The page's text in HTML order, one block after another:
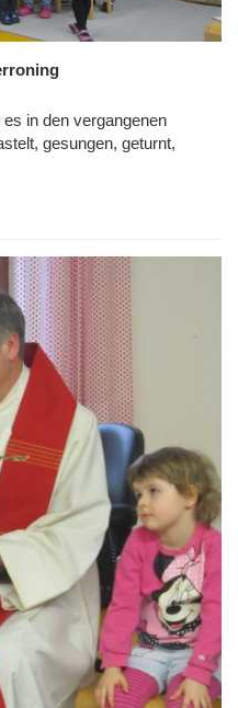
in den vergangenen
gesungen, geturnt,